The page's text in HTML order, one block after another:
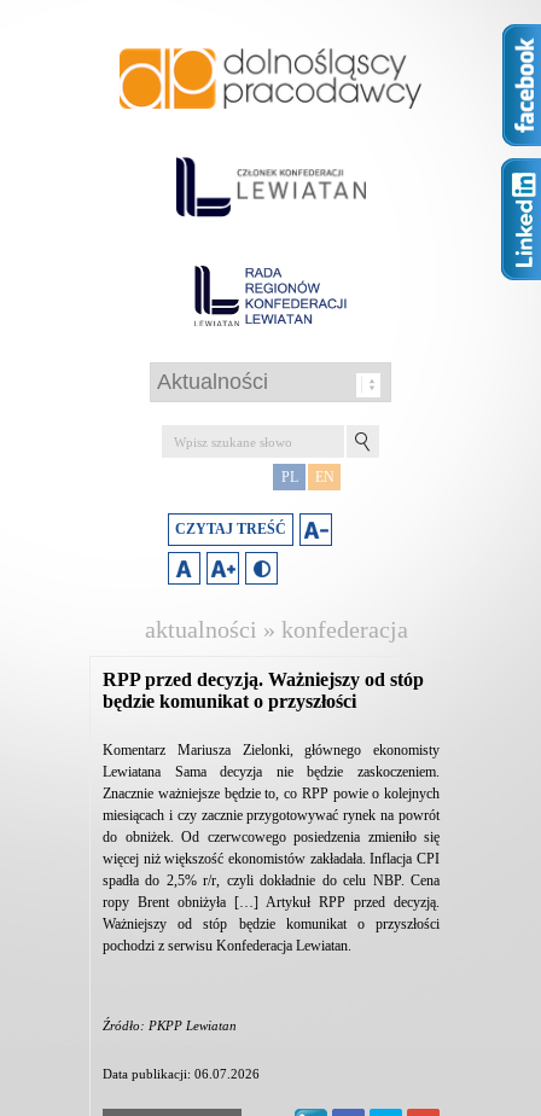
PL EN
CZYTAJ TREŚĆ
aktualności » konfederacja
RPP przed decyzją. Ważniejszy od stóp
będzie komunikat o przyszłości
Komentarz Mariusza Zielonki, głównego ekonomisty
Lewiatana Sama decyzja nie będzie zaskoczeniem.
Znacznie ważniejsze będzie to, co RPP powie o kolejnych
miesiącach i czy zacznie przygotowywać rynek na powrót
do obniżek. Od czerwcowego posiedzenia zmieniło się
więcej niż większość ekonomistów zakładała. Inflacja CPI
spadła do 2,5% r/r, czyli dokładnie do celu NBP. Cena
ropy Brent obniżyła […] Artykuł RPP przed decyzją.
Ważniejszy od stóp będzie komunikat o przyszłości
pochodzi z serwisu Konfederacja Lewiatan.
Źródło: PKPP Lewiatan
Data publikacji: 06.07.2026